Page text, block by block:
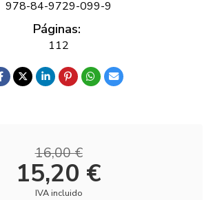
978-84-9729-099-9
Páginas:
112
16,00 €
15,20 €
IVA incluido